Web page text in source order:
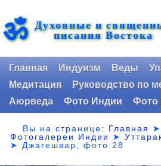
ॐ Духовные и
писания Востока
Главная Индуизм Веды
Медитация
Руководство по
Аюрведа
Фото Индии Фото
Вы на странице: Главная
➤
Фотогалереи Индии
➤
➤ Джагешвар, фото 28